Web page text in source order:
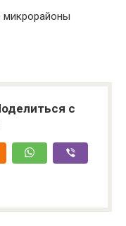
микрорайоны
с